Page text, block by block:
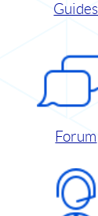
Guides
Forum